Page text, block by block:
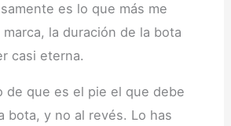
es lo que más me
la duración de la bota
casi eterna.
de que es el pie el que debe
bota, y no al revés. Lo has